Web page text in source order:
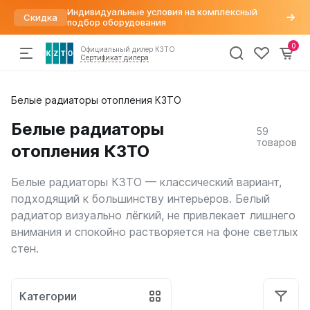
Скидка
Индивидуальные условия на комплексный
подбор оборудования
Официальный дилер КЗТО
Сертификат дилера
0
Радиаторы
%
Распродажа
с
По параметрам
Вертикальные
Трубчатые
Напольные
Квадратный профиль
Круглый профиль
Плоские
Высокие
В стиле лофт
Напольные конвекторы
Элегант Мини
Элегант Плюс
Внутрипольные конвекторы
Бриз
Бриз Нерж
Бриз В Turbo Нерж
Арматура для радиаторов
Вентили для радиаторов
Воздухоудалители и заглушки
Кронштейны
Термостатические головки
Фитинги
Белые радиаторы отопления КЗТО
Белые радиаторы
отопления КЗТО
59
товаров
Белые радиаторы КЗТО — классический вариант,
подходящий к большинству интерьеров. Белый
радиатор визуально лёгкий, не привлекает лишнего
внимания и спокойно растворяется на фоне светлых
стен.
Категории